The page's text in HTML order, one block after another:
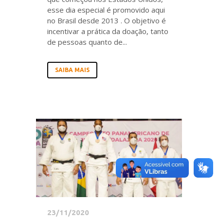
esse dia especial é promovido aqui
no Brasil desde 2013 . O objetivo é
incentivar a prática da doação, tanto
de pessoas quanto de...
SAIBA MAIS
23/11/2020